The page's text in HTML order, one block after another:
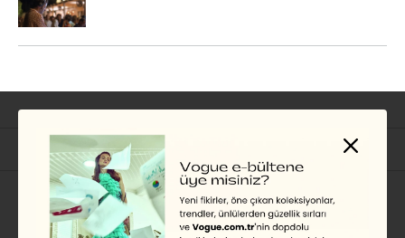
İlgili Başlıklar
MODA HABER